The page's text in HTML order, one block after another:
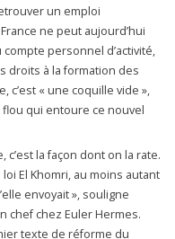
un emploi
ne peut aujourd’hui
compte personnel d’activité,
droits à la formation des
c’est « une coquille vide »,
qui entoure ce nouvel
c’est la façon dont on la rate.
El Khomri, au moins autant
envoyait », souligne
chef chez Euler Hermes.
texte de réforme du